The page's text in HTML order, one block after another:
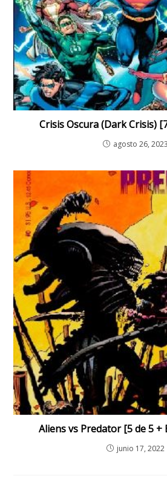
Crisis Oscura (Dark Crisis)
agosto 26, 2023
Aliens vs Predator [5 de 5 +
junio 17, 2022